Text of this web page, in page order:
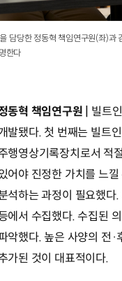
담당한 정동혁 책임연구원(좌)과
한다
동혁 책임연구원 | 빌트
발됐다. 첫 번째는 빌트
행영상기록장치로서 적
어야 진정한 가치를 느
석하는 과정이 필요했다
에서 수집했다. 수집된
악했다. 높은 사양의 전·
가된 것이 대표적이다.